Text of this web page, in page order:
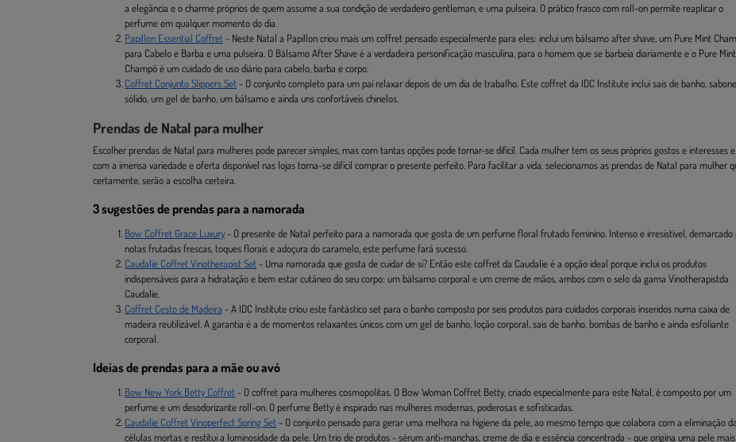
a elegância e o charme próprios de quem assume a sua condição de verdadeiro gentleman, e uma pulseira. O prático frasco com roll-on permite reaplicar o
perfume em qualquer momento do dia.
Papillon Essential Coffret - Neste Natal a Papillon criou mais um coffret pensado especialmente para eles: inclui um bálsamo after shave, um Pure Mint
para Cabelo e Barba e uma pulseira. O Bálsamo After Shave é a verdadeira personificação masculina, para o homem que se barbeia diariamente e o Pure Mint
Champô é um cuidado de uso diário para cabelo, barba e corpo.
Coffret Conjunto Slippers Set - O conjunto completo para um pai relaxar depois de um dia de trabalho. Este coffret da IDC Institute inclui sais de banho,
sólido, um gel de banho, um bálsamo e ainda uns confortáveis chinelos.
Prendas de Natal para mulher
Escolher prendas de Natal para mulheres pode parecer simples, mas com tantas opções pode tornar-se difícil. Cada mulher tem os seus próprios gostos e interesses e
com a imensa variedade e oferta disponível nas lojas torna-se difícil comprar o presente perfeito. Para facilitar a vida, selecionamos as prendas de Natal para mulher
certamente, serão a escolha certeira.
3 sugestões de prendas para a namorada
Bow Coffret Grace Luxury - O presente de Natal perfeito para a namorada que gosta de um perfume floral frutado feminino. Intenso e irresistível, demarcado
notas frutadas frescas, toques florais e adoçura do caramelo, este perfume fará sucesso.
Caudalie Coffret Vinotherapist Set - Uma namorada que gosta de cuidar de si? Então este coffret da Caudalie é a opção ideal porque inclui os produtos
indispensáveis para a hidratação e bem estar cutâneo do seu corpo: um bálsamo corporal e um creme de mãos, ambos com o selo da gama Vinotherapistda
Caudalie.
Coffret Cesto de Madeira - A IDC Institute criou este fantástico set para o banho composto por seis produtos para cuidados corporais inseridos numa caixa de
madeira reutilizável. A garantia é a de momentos relaxantes únicos com um gel de banho, loção corporal, sais de banho, bombas de banho e ainda esfoliante
corporal.
Ideias de prendas para a mãe ou avó
Bow New York Betty Coffret - O coffret para mulheres cosmopolitas. O Bow Woman Coffret Betty, criado especialmente para este Natal, é composto por um
perfume e um desodorizante roll-on. O perfume Betty é inspirado nas mulheres modernas, poderosas e sofisticadas.
Caudalie Coffret Vinoperfect Spring Set - O conjunto pensado para gerar uma melhora na higiene da pele, ao mesmo tempo que colabora com a eliminação
células mortas e restitui a luminosidade da pele. Um trio de produtos - sérum anti-manchas, creme de dia e essência concentrada - que origina uma pele mais